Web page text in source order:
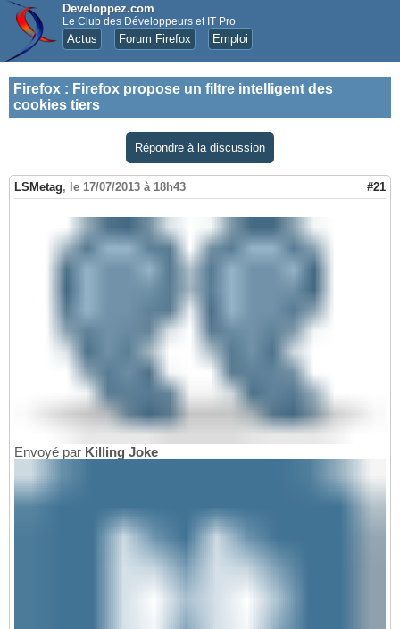
Developpez.com
Le Club des Développeurs et IT Pro
Actus Forum Firefox Emploi
Firefox : Firefox propose un filtre intelligent des
cookies tiers
Répondre à la discussion
LSMetag, le 17/07/2013 à 18h43 #21
Envoyé par Killing Joke